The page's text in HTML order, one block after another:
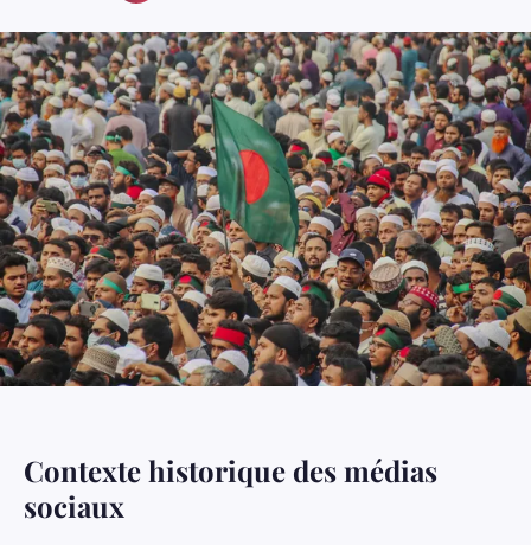
Contexte historique des médias
sociaux